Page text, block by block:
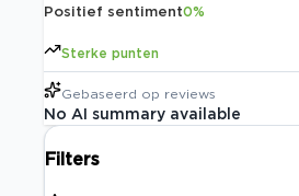
Positief sentiment0%
Sterke punten
Gebaseerd op reviews
No AI summary available
Filters